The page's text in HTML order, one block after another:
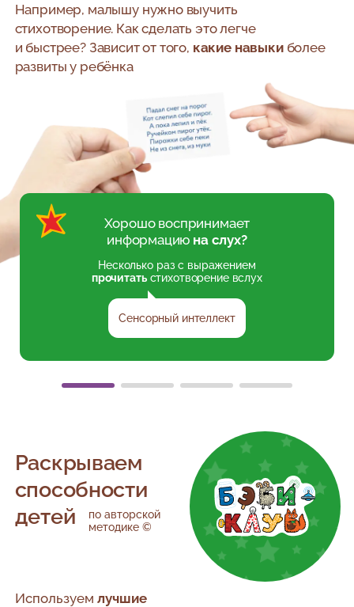
Например, малышу нужно выучить
стихотворение. Как сделать это легче
и быстрее?Зависит от того, какие навыкиболее
развиты у ребёнка
Хорошо воспринимает
информацию на слух?
Несколько раз с выражением
прочитатьстихотворение вслух
Сенсорный интеллект
Раскрываем
способности
детей
по авторской
методике ©
Используем лучшие